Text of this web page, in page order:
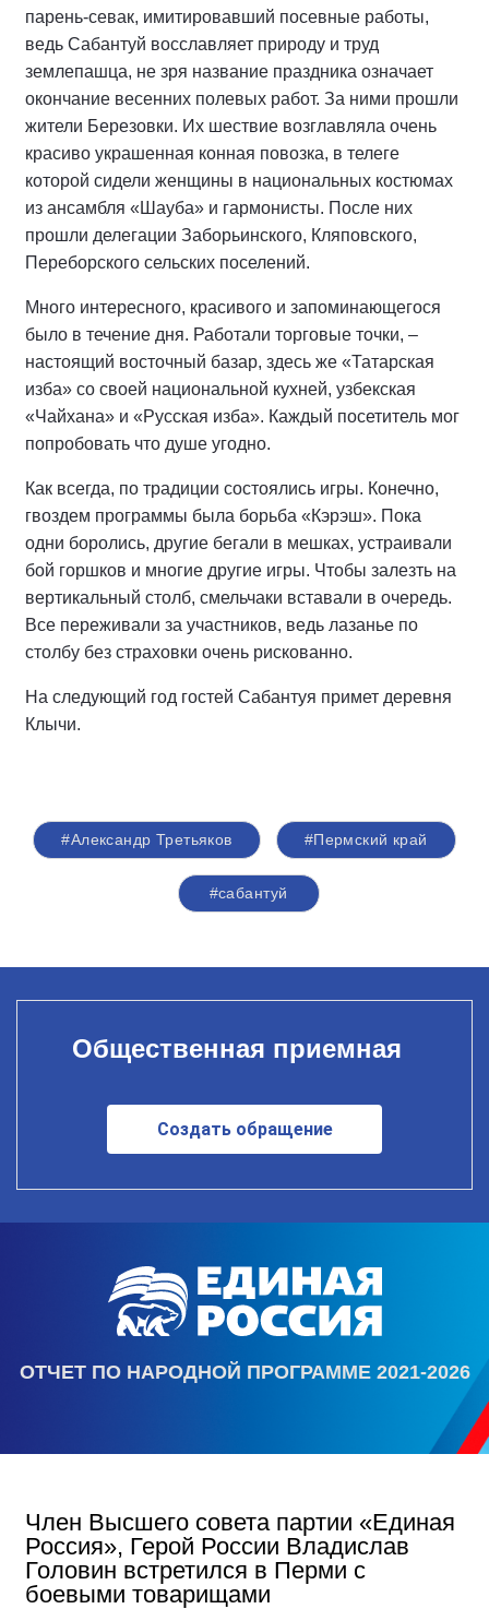
парень-севак, имитировавший посевные работы,
ведь Сабантуй восславляет природу и труд
землепашца, не зря название праздника означает
окончание весенних полевых работ. За ними прошли
жители Березовки. Их шествие возглавляла очень
красиво украшенная конная повозка, в телеге
которой сидели женщины в национальных костюмах
из ансамбля «Шауба» и гармонисты. После них
прошли делегации Заборьинского, Кляповского,
Переборского сельских поселений.
Много интересного, красивого и запоминающегося
было в течение дня. Работали торговые точки, –
настоящий восточный базар, здесь же «Татарская
изба» со своей национальной кухней, узбекская
«Чайхана» и «Русская изба». Каждый посетитель мог
попробовать что душе угодно.
Как всегда, по традиции состоялись игры. Конечно,
гвоздем программы была борьба «Кэрэш». Пока
одни боролись, другие бегали в мешках, устраивали
бой горшков и многие другие игры. Чтобы залезть на
вертикальный столб, смельчаки вставали в очередь.
Все переживали за участников, ведь лазанье по
столбу без страховки очень рискованно.
На следующий год гостей Сабантуя примет деревня
Клычи.
#Александр Третьяков #Пермский край
#сабантуй
Общественная приемная
Создать обращение
ОТЧЕТ ПО НАРОДНОЙ ПРОГРАММЕ 2021-2026
Член Высшего совета партии «Единая
Россия», Герой России Владислав
Головин встретился в Перми с
боевыми товарищами